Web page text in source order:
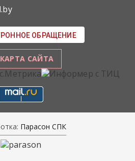
ОБРАЩЕНИЕ
КАРТА САЙТА
Парасон СПК